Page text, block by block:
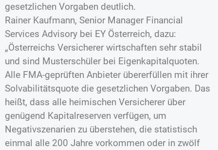
gesetzlichen Vorgaben deutlich.
Rainer Kaufmann, Senior Manager Financial
Services Advisory bei EY Österreich, dazu:
„Österreichs Versicherer wirtschaften sehr stabil
und sind Musterschüler bei Eigenkapitalquoten.
Alle FMA-geprüften Anbieter übererfüllen mit ihrer
Solvabilitätsquote die gesetzlichen Vorgaben. Das
heißt, dass alle heimischen Versicherer über
genügend Kapitalreserven verfügen, um
Negativszenarien zu überstehen, die statistisch
einmal alle 200 Jahre vorkommen oder in zwölf